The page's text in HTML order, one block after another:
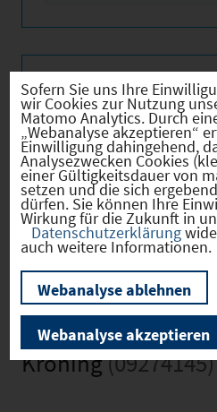
Verkehr
Infrastruktur
Kröning(09274145)
Sofern Sie uns Ihre
wir Cookies zur Nutzung
Matomo Analytics. Durch
„Webanalyse akzeptieren“
Einwilligung dahingehend,
Analysezwecken Cookies
einer Gültigkeitsdauer von
setzen und die sich
dürfen. Sie können Ihre
Wirkung für die Zukunft in
Datenschutzerklärung
auch weitere Informationen.
Webanalyse ablehnen
Webanalyse akzeptieren